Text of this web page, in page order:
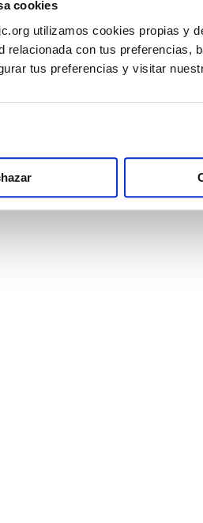
cookies
utilizamos cookies propias y
relacionada con tus preferencias,
tus preferencias y visitar